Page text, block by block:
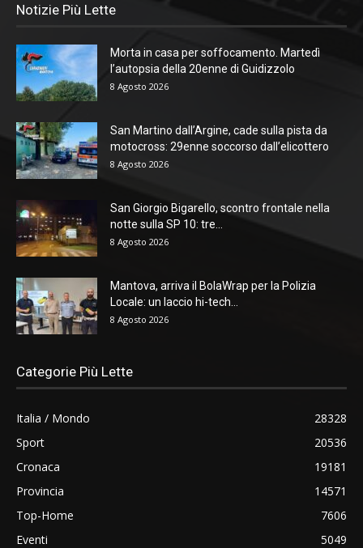
Notizie Più Lette
Morta in casa per soffocamento. Martedì
l’autopsia della 20enne di Guidizzolo
8 Agosto 2026
San Martino dall’Argine, cade sulla pista da
motocross: 29enne soccorso dall’elicottero
8 Agosto 2026
San Giorgio Bigarello, scontro frontale nella
notte sulla SP 10: tre...
8 Agosto 2026
Mantova, arriva il BolaWrap per la Polizia
Locale: un laccio hi-tech...
8 Agosto 2026
Categorie Più Lette
Italia / Mondo
28328
Sport
20536
Cronaca
19181
Provincia
14571
Top-Home
7606
Eventi
5049